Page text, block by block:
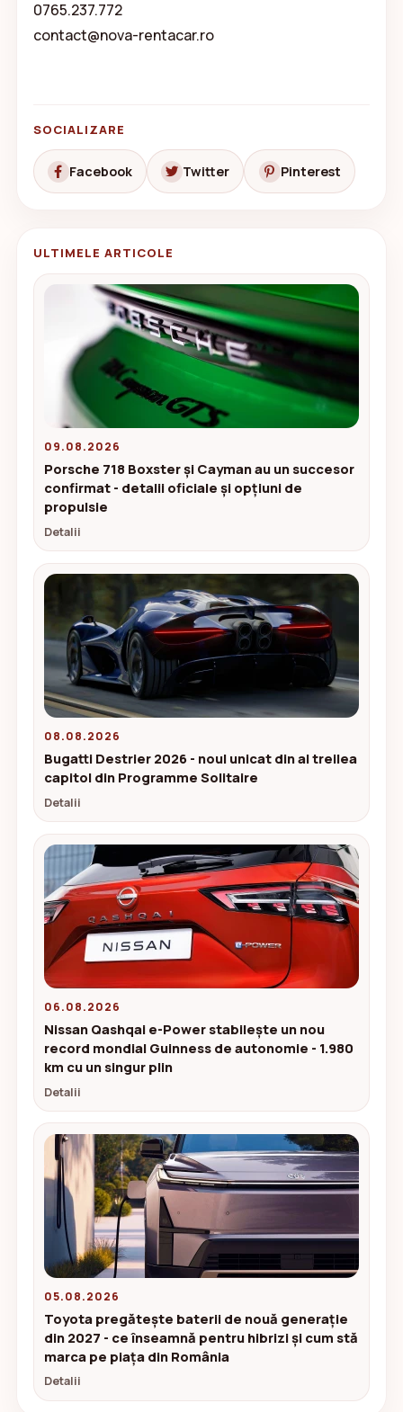
0765.237.772
contact@nova-rentacar.ro
SOCIALIZARE
Facebook Twitter Pinterest
ULTIMELE ARTICOLE
09.08.2026
Porsche 718 Boxster și Cayman au un succesor
confirmat - detalii oficiale și opțiuni de
propulsie
Detalii
08.08.2026
Bugatti Destrier 2026 - noul unicat din al treilea
capitol din Programme Solitaire
Detalii
06.08.2026
Nissan Qashqai e-Power stabilește un nou
record mondial Guinness de autonomie - 1.980
km cu un singur plin
Detalii
05.08.2026
Toyota pregătește baterii de nouă generație
din 2027 - ce înseamnă pentru hibrizi și cum stă
marca pe piața din România
Detalii